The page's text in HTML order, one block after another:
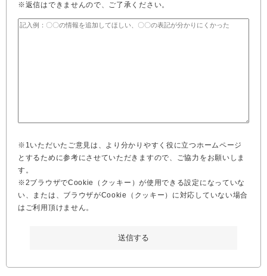
※返信はできませんので、ご了承ください。
※1いただいたご意見は、より分かりやすく役に立つホームページ
とするために参考にさせていただきますので、ご協力をお願いしま
す。
※2ブラウザでCookie（クッキー）が使用できる設定になっていな
い、または、ブラウザがCookie（クッキー）に対応していない場合
はご利用頂けません。